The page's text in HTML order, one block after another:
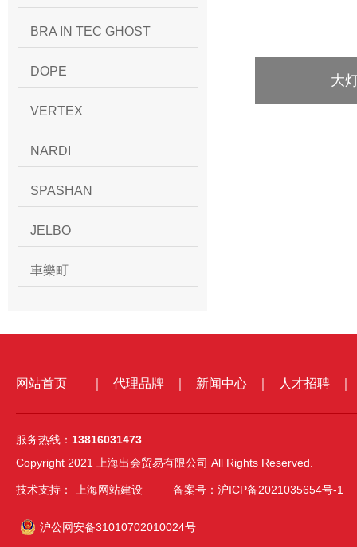
BRA IN TEC GHOST
DOPE
VERTEX
NARDI
SPASHAN
JELBO
車樂町
大
网站首页 代理品牌 新闻中心 人才招聘
服务热线： 13816031473
Copyright 2021 上海出会贸易有限公司 All Rights Reserved.
技术支持： 上海网站建设 备案号：沪ICP备2021035654号-1
沪公网安备31010702010024号